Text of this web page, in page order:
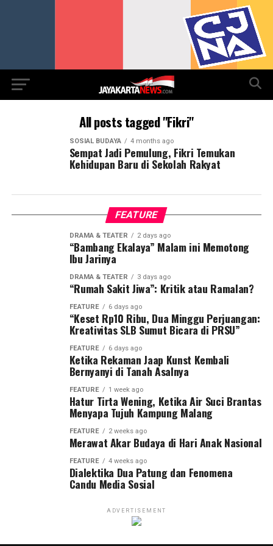
All posts tagged "Fikri"
SOSIAL BUDAYA 4 months ago
Sempat Jadi Pemulung, Fikri Temukan
Kehidupan Baru di Sekolah Rakyat
FEATURE
DRAMA & TEATER 2 days ago
“Bambang Ekalaya” Malam ini Memotong
Ibu Jarinya
DRAMA & TEATER 3 days ago
“Rumah Sakit Jiwa”: Kritik atau Ramalan?
FEATURE 6 days ago
“Keset Rp10 Ribu, Dua Minggu Perjuangan:
Kreativitas SLB Sumut Bicara di PRSU”
FEATURE 6 days ago
Ketika Rekaman Jaap Kunst Kembali
Bernyanyi di Tanah Asalnya
FEATURE 1 week ago
Hatur Tirta Wening, Ketika Air Suci Brantas
Menyapa Tujuh Kampung Malang
FEATURE 2 weeks ago
Merawat Akar Budaya di Hari Anak Nasional
FEATURE 4 weeks ago
Dialektika Dua Patung dan Fenomena
Candu Media Sosial
ADVERTISEMENT